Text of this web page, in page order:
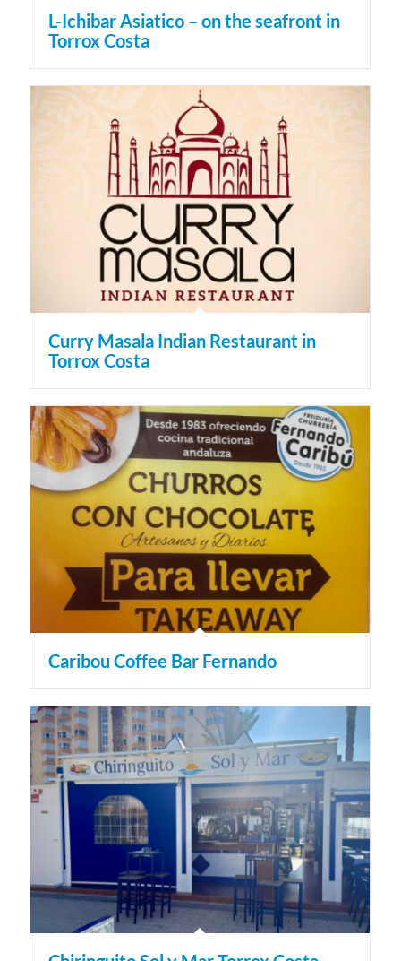
L-Ichibar Asiatico – on the seafront in
Torrox Costa
Curry Masala Indian Restaurant in
Torrox Costa
Caribou Coffee Bar Fernando